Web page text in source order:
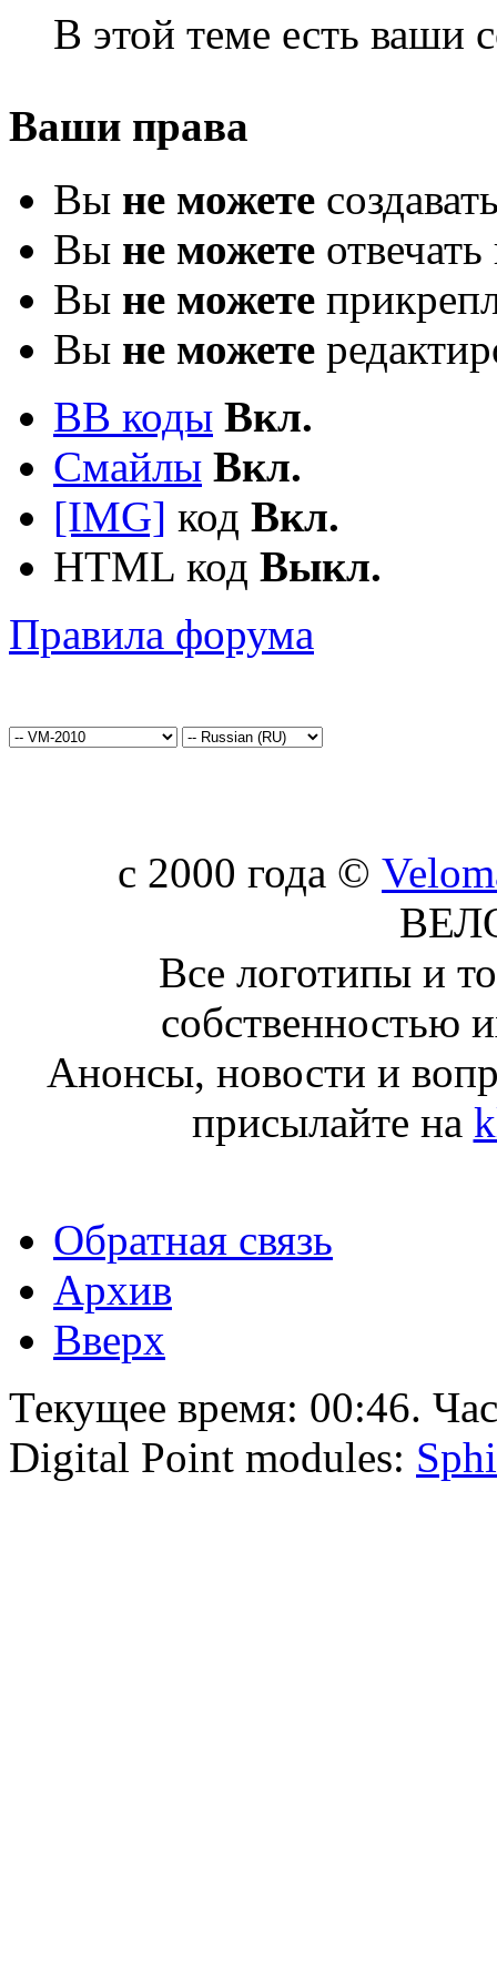
В этой теме есть ваши
Ваши права
Вы не можете
Вы не можете
Вы не можете
Вы не можете
BB коды Вкл.
Смайлы Вкл.
[IMG] код Вкл.
HTML код Выкл.
Правила форума
c 2000 года ©
Все логотипы и
собственностью
Анонсы, новости и
присылайте на
Обратная связь
Архив
Вверх
Текущее время: 00:46.
Digital Point modules: